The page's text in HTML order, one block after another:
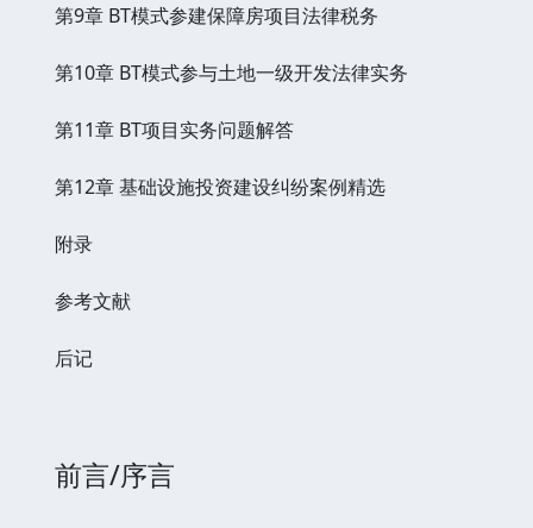
第9章 BT模式参建保障房项目法律税务
第10章 BT模式参与土地一级开发法律实务
第11章 BT项目实务问题解答
第12章 基础设施投资建设纠纷案例精选
附录
参考文献
后记
前言/序言